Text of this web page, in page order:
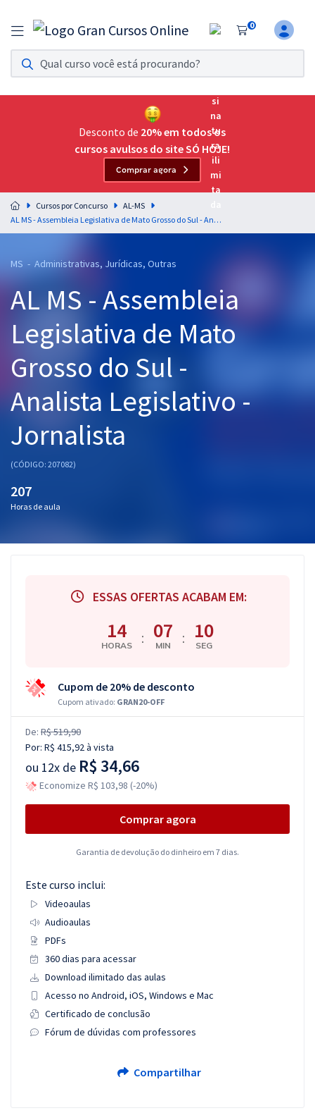
0
Assinatura Ilimitada 11
Acesso a todos os cursos. Teste grátis por 7 dias!
Assinatura OAB Até Passar
Acesso ilimitado a toda preparação para o Exame da
Residências Multiprofissionais
Preparação completa e intensiva para as principais
residências em saúde do Brasil
Cursos 20% OFF
Pós
Graduação
OAB
Questões grátis
Conteúdo gratuito
Aprovados
Desconto de 20% em todos os
cursos avulsos do site SÓ HOJE!
Comprar agora
Cursos por Concurso
AL-MS
AL MS - Assembleia Legislativa de Mato Grosso do Sul - Analista Legislativo - Jornalista
MS - Administrativas, Jurídicas, Outras
AL MS - Assembleia
Legislativa de Mato
Grosso do Sul -
Analista Legislativo -
Jornalista
(CÓDIGO: 207082)
207
Horas de aula
ESSAS OFERTAS ACABAM EM:
14
HORAS : 07
MIN : 09
SEG
Cupom de 20% de desconto
Cupom ativado: GRAN20-OFF
De: R$ 519,90
Por: R$ 415,92à vista
ou 12x de R$ 34,66
Economize R$ 103,98 (-20%)
Comprar agora
Garantia de devolução do dinheiro em 7 dias.
Este curso inclui:
Videoaulas
Audioaulas
PDFs
360 dias para acessar
Download ilimitado das aulas
Acesso no Android, iOS, Windows e Mac
Certificado de conclusão
Fórum de dúvidas com professores
Compartilhar